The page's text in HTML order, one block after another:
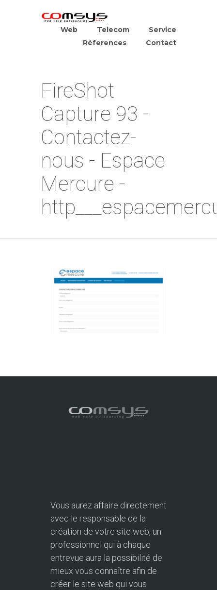
Web Telecom
Service
Réferences
Contact
FireShot
Capture 93 -
Contactez-
nous - Espace
Mercure -
Vous aurez affaire directement
avec le responsable de la
création de votre site web, un
professionnel qui à chaque
entrevue aura la possibilité de
mieux vous connaître afin de
créer le site web qui vous